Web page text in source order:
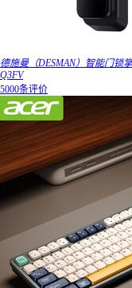
德施曼（DESMAN）智能门锁
Q3FV
5000条评价